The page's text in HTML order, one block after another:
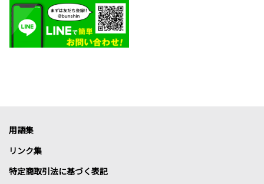
用語集
リンク集
特定商取引法に基づく表記